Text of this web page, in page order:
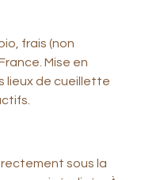
frais (non
Mise en
lieux de cueillette
sous la